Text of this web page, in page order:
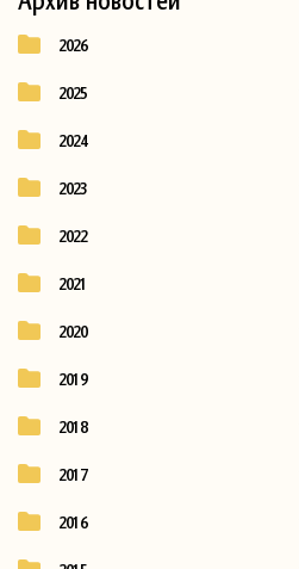
2026
2025
2024
2023
2022
2021
2020
2019
2018
2017
2016